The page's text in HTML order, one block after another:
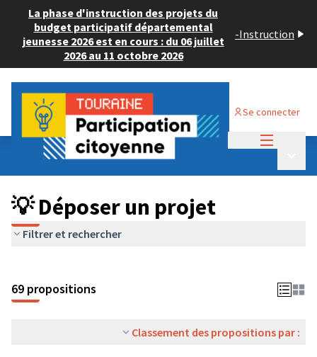
La phase d'instruction des projets du
budget participatif départemental
jeunesse 2026 est en cours : du 06 juillet
2026 au 11 octobre 2026
-Instruction
Se connecter
Budget Participatif ADULTE 2024
💡 Déposer un projet
💡 Déposer un projet
Filtrer et rechercher
69 propositions
Classement des propositions par :